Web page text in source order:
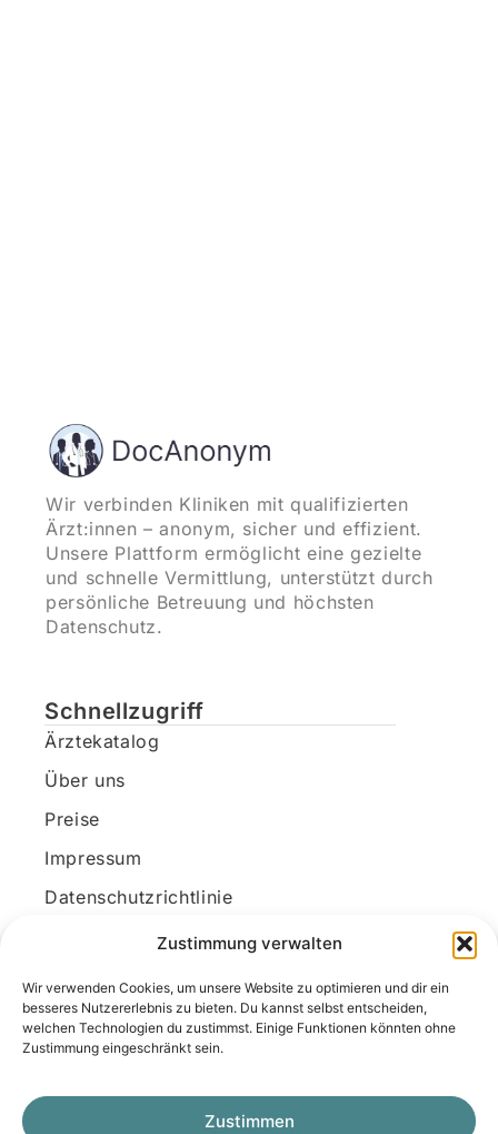
Zustimmung verwalten
Wir verwenden Cookies, um unsere Website zu optimieren und dir ein
besseres Nutzererlebnis zu bieten. Du kannst selbst entscheiden,
welchen Technologien du zustimmst. Einige Funktionen könnten ohne
Zustimmung eingeschränkt sein.
Zustimmen
Wir verbinden Kliniken mit qualifizierten
Ärzt:innen – anonym, sicher und effizient.
Unsere Plattform ermöglicht eine gezielte
und schnelle Vermittlung, unterstützt durch
persönliche Betreuung und höchsten
Datenschutz.
Schnellzugriff
Ärztekatalog
Über uns
Preise
Impressum
Datenschutzrichtlinie
Kundenkonto
Unsere Kontaktdaten
E-Mail: kontakt@docanonym.com